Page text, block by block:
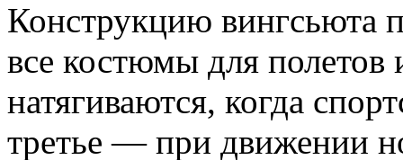
Конструкцию вингсьюта
все костюмы для
натягиваются, когда
третье — при движении